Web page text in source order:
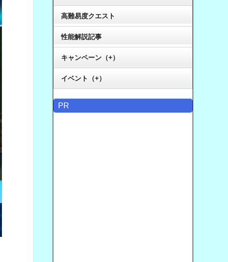
高難易度クエスト
性能解説記事
キャンペーン（+）
イベント（+）
PR